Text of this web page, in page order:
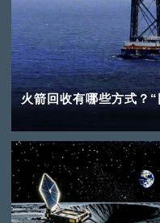
火箭回收有哪些方式？“